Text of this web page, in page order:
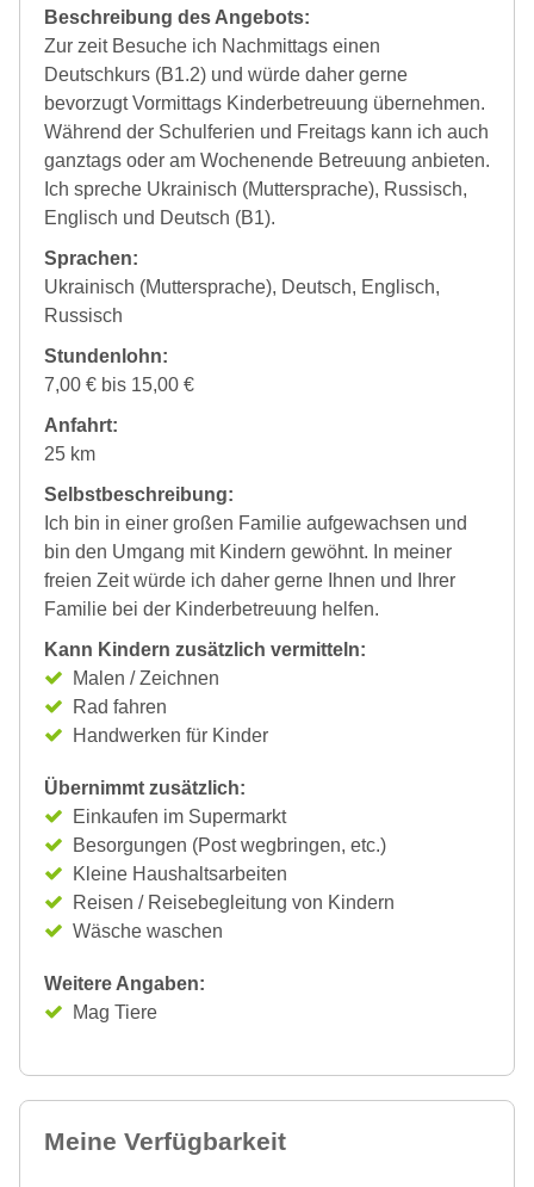
Beschreibung des Angebots:
Zur zeit Besuche ich Nachmittags einen
Deutschkurs (B1.2) und würde daher gerne
bevorzugt Vormittags Kinderbetreuung übernehmen.
Während der Schulferien und Freitags kann ich auch
ganztags oder am Wochenende Betreuung anbieten.
Ich spreche Ukrainisch (Muttersprache), Russisch,
Englisch und Deutsch (B1).
Sprachen:
Ukrainisch (Muttersprache), Deutsch, Englisch,
Russisch
Stundenlohn:
7,00 € bis 15,00 €
Anfahrt:
25 km
Selbstbeschreibung:
Ich bin in einer großen Familie aufgewachsen und
bin den Umgang mit Kindern gewöhnt. In meiner
freien Zeit würde ich daher gerne Ihnen und Ihrer
Familie bei der Kinderbetreuung helfen.
Kann Kindern zusätzlich vermitteln:
Malen / Zeichnen
Rad fahren
Handwerken für Kinder
Übernimmt zusätzlich:
Einkaufen im Supermarkt
Besorgungen (Post wegbringen, etc.)
Kleine Haushaltsarbeiten
Reisen / Reisebegleitung von Kindern
Wäsche waschen
Weitere Angaben:
Mag Tiere
Meine Verfügbarkeit